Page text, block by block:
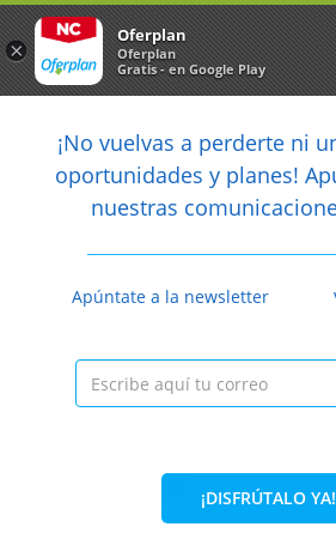

Anterior
39% 74,95€
arrow_back Newsletter
¡No vuelvas a perderte ni
oportunidades y planes!
nuestras
Apúntate a la newsletter
¡DISFRÚTALO YA!
×
Oferplan
Oferplan
Gratis - en Google Play